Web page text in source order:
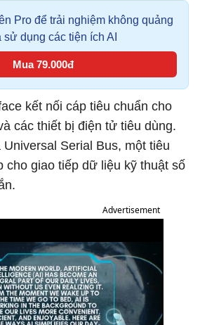
Pro để trải nghiệm không quảng
sử dụng các tiện ích AI
Mua 79.000đ
kết nối cáp tiêu chuẩn cho
các thiết bị điện tử tiêu dùng.
Serial Bus, một tiêu
cho giao tiếp dữ liệu kỹ thuật số
Advertisement